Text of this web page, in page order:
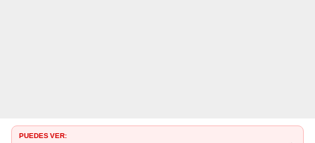
PUEDES VER: